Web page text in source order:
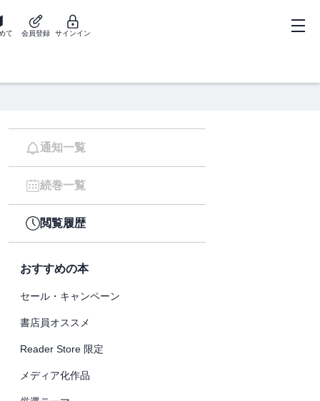
て 会員登録 サインイン
通知一覧
続巻一覧
閲覧履歴
おすすめの本
セール・キャンペーン
書店員オススメ
Reader Store 限定
メディア化作品